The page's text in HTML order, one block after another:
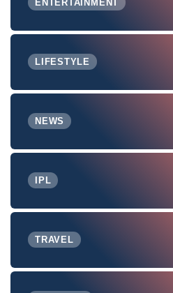
ENTERTAINMENT
LIFESTYLE
NEWS
IPL
TRAVEL